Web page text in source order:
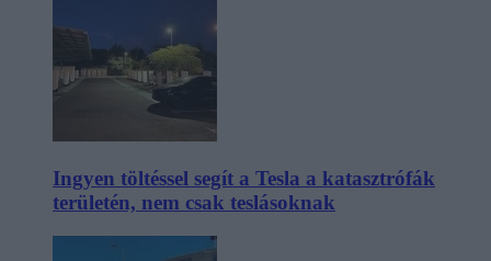
Ingyen töltéssel segít a Tesla a katasztrófák
területén, nem csak teslásoknak